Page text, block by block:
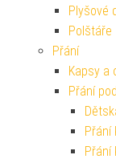
Plyšové
Polštáře
Přání
Kapsy a
Přání
Přání